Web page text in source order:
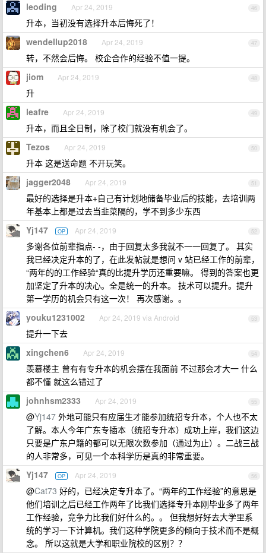
46
leoding Apr 24, 2019
升本，当初没有选择升本后悔死了！
47
wendellup2018 Apr 24, 2019
转，不然会后悔。 校企合作的经验不值一提。
48
jiom Apr 24, 2019
升
49
leafre Apr 24, 2019
升本，而且全日制，除了校门就没有机会了。
50
Tezos Apr 24, 2019
升本 这是送命题 不开玩笑。
51
jagger2048 Apr 24, 2019
最好的选择是升本+自己有计划地储备毕业后的技能，去培训两
年基本上都是过去当韭菜隔的，学不到多少东西
52
Yj147 OP Apr 24, 2019
多谢各位前辈指点- -，由于回复太多我就不一一回复了。 其实
我已经决定升本的了，在此发帖就是想问 v 站已经工作的前辈，
“两年的的工作经验“真的比提升学历还重要嘛。 得到的答案也更
加坚定了升本的决心。全是统一的升本。 技术可以提升。提升
第一学历的机会只有这一次！ 再次感谢。。
53
youku1231002 Apr 24, 2019 via Android
提升一下去
54
xingchen6 Apr 24, 2019
羡慕楼主 曾有有专升本的机会摆在我面前 不过那会才大一 什么
都不懂 就这么错过了
55
johnhsm2333 Apr 24, 2019
@Yj147 外地可能只有应届生才能参加统招专升本，个人也不太
了解。本人今年广东专插本（统招专升本）成功上岸，我们这边
只要是广东户籍的都可以无限次数参加（通过为止）。二战三战
的人非常多，可见一个本科学历是真的非常重要。
56
Yj147 OP Apr 24, 2019
@Cat73 好的，已经决定专升本了。“两年的工作经验”的意思是
他们培训之后已经工作两年了比我们选择专升本刚毕业多了两年
工作经验，竞争力比我们好什么的。。 但我想好好去大学里系
统的学习一下计算机。我们这种学院更多的倾向于技术而不是概
念。 所以这就是大学和职业院校的区别？？